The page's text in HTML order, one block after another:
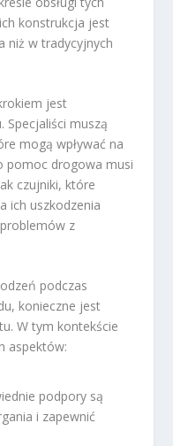
konstrukcja jest
niż w tradycyjnych
jest
Specjaliści muszą
mogą wpływać na
pomoc drogowa musi
czujniki, które
ich uszkodzenia
z
podczas
konieczne jest
W tym kontekście
aspektów:
podpory są
i zapewnić